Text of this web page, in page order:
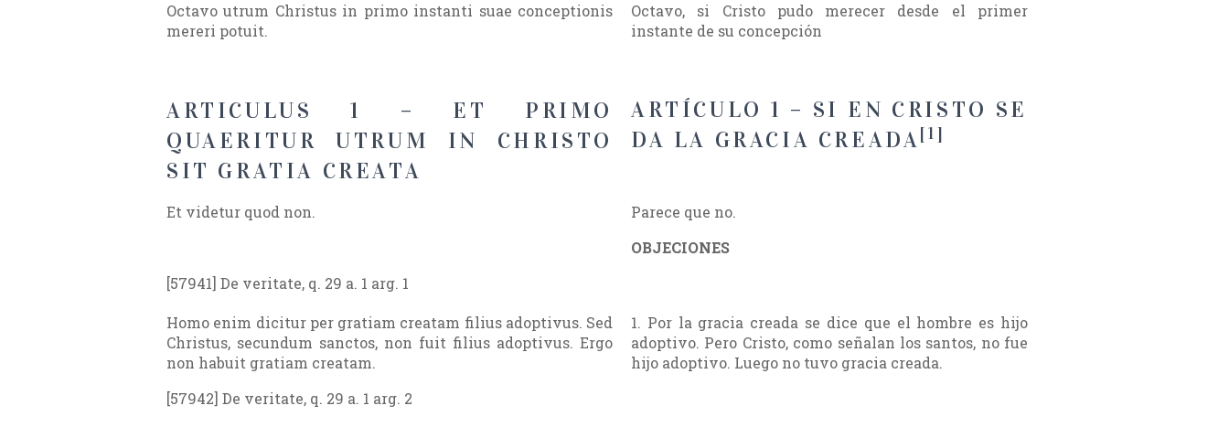
Octavo utrum Christus in primo instanti suae conceptionis
mereri potuit.
Octavo, si Cristo pudo merecer desde el primer
instante de su concepción
ARTICULUS 1 – ET PRIMO
QUAERITUR UTRUM IN CHRISTO
SIT GRATIA CREATA
ARTÍCULO 1 – SI EN CRISTO SE
DA LA GRACIA CREADA[1]
Et videtur quod non.
Parece que no.
OBJECIONES
[57941] De veritate, q. 29 a. 1 arg. 1
Homo enim dicitur per gratiam creatam filius adoptivus. Sed
Christus, secundum sanctos, non fuit filius adoptivus. Ergo
non habuit gratiam creatam.
1. Por la gracia creada se dice que el hombre es hijo
adoptivo. Pero Cristo, como señalan los santos, no fue
hijo adoptivo. Luego no tuvo gracia creada.
[57942] De veritate, q. 29 a. 1 arg. 2